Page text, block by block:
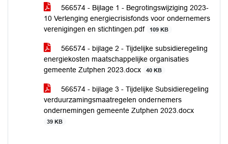
566574 - Bijlage 1 - Begrotingswijziging 2023-
10 Verlenging energiecrisisfonds voor ondernemers
verenigingen en stichtingen.pdf
109 KB
566574 - bijlage 2 - Tijdelijke subsidieregeling
energiekosten maatschappelijke organisaties
gemeente Zutphen 2023.docx
40 KB
566574 - bijlage 3 - Tijdelijke Subsidieregeling
verduurzamingsmaatregelen ondernemers
ondernemingen gemeente Zutphen 2023.docx
39 KB